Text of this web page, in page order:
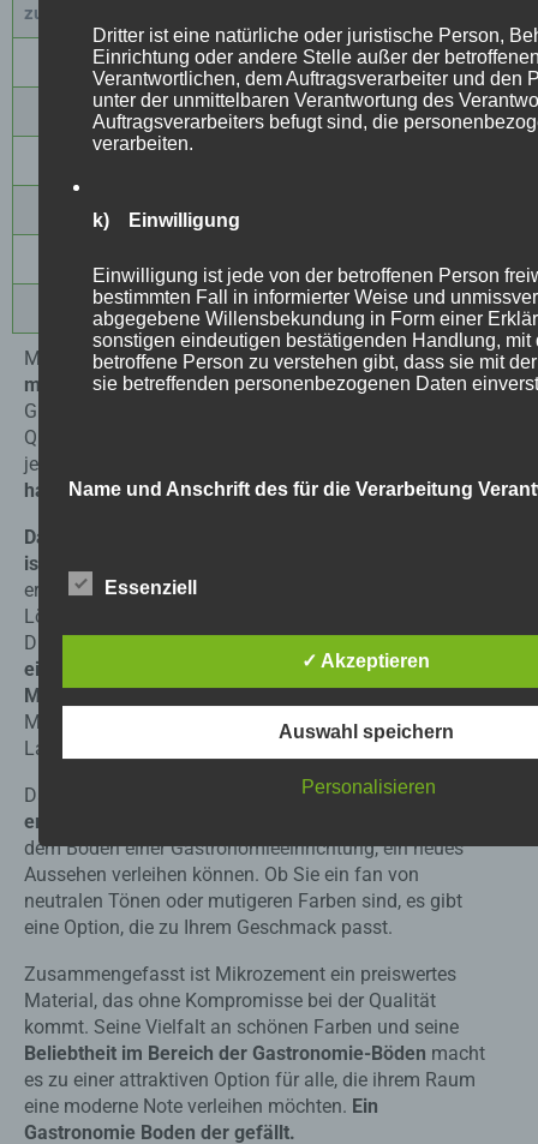
zusammen.
70m² 918 € 15,30 €
80m² 1224 € 15,30 €
100m²
200m² 3060 € 15,30 €
Mikrozement ist einzunehmend beliebtes Material für
moderne Innenausbauten, und zwar aus gutem
Grund. Seine erfrischende Farbpalette und hohe
Qualität machen ihn zu einer wertvollen Ergänzung für
jeden Raum.
hat sich der Boden aus Mikrozement durchgesetzt.
Das erste, was den Mikrozement so attraktiv macht,
ist sein Preis
erschwinglichen Optionen ist es eine kosteneffektive
Lösung, die
Dies ist ein großer Vorteil für diejenigen,
einem preiswerten, aber dennoch hochwertigen
Material suchen
Mikrozement zudem eine einfache Pflege und hohe
Langlebigkeit.
Darüber hinaus bietet
Mikrozement eine Reihe von
erfrischenden Farben
dem Boden einer Gastronomieeinrichtung, ein neues
Aussehen verleihen können. Ob Sie ein fan von
neutralen Tönen oder mutigeren Farben sind, es gibt
eine Option, die zu Ihrem Geschmack passt.
Zusammengefasst ist Mikrozement ein preiswertes
Material, das ohne Kompromisse bei der Qualität
kommt. Seine Vielfalt an schönen Farben und seine
Beliebtheit im Bereich der Gastronomie-Böden macht
es zu einer attraktiven Option für alle, die ihrem Raum
eine moderne Note verleihen möchten. Ein
Gastronomie Boden der gefällt.
Dritter ist eine natürliche oder juristische Person,
Einrichtung oder andere Stelle außer der
Verantwortlichen, dem Auftragsverarbeiter und den
unter der unmittelbaren Verantwortung des
Auftragsverarbeiters befugt sind, die
verarbeiten.
k) Einwilligung
Einwilligung ist jede von der betroffenen Person
bestimmten Fall in informierter Weise und
abgegebene Willensbekundung in Form einer
sonstigen eindeutigen bestätigenden Handlung, mit
betroffene Person zu verstehen gibt, dass sie mit
sie betreffenden personenbezogenen Daten
Name und Anschrift des für die Verarbeitung
Datenschutzgesetze und anderer Bestimmungen mit
+49 1525 190 6653
E-Mail: Hallo@mikrozement-beton-cire,de
Cookies / SessionStorage / LocalStorage
Die Internetseiten verwenden teilweise so genannte
LocalStorage und SessionStorage. Dies dient dazu,
nutzerfreundlicher, effektiver und sicherer zu machen.
SessionStorage ist eine Technologie, mit welcher ihr
Ihrem Computer oder mobilen Gerät abspeichert.
Textdateien, welche über einen Internetbrowser auf
Essenziell
✓ Akzeptieren
Auswahl speichern
Personalisieren